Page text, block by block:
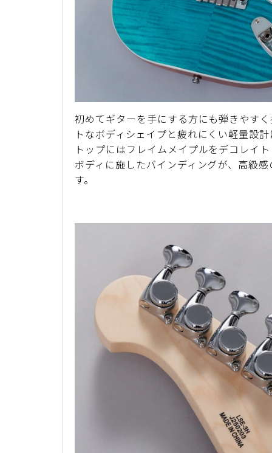
初めてギターを手にする方にも弾きやす
トなボディシェイプと疲れにくい軽量設
トップにはフレイムメイプルをデコレイ
ボディに施したバインディングが、高級
す。